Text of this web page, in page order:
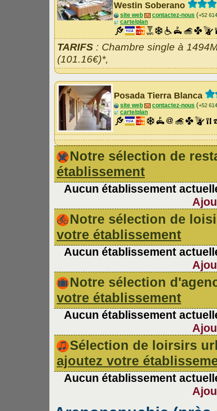
Westin Soberano
site web contactez-nous (+52
carte/plan
TARIFS : Chambre single à
(101.16€)*,
Posada Tierra Blanca
site web contactez-nous (+52
carte/plan
Notre sélection de
établissement
Aucun établissement
Notre sélection de
votre établissement
Aucun établissement
Notre sélection
votre établissement
Aucun établissement
Sélection de loirsirs
ajoutez votre
Aucun établissement